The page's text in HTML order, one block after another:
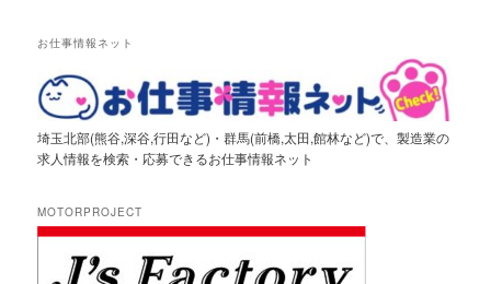
お仕事情報ネット
埼玉北部(熊谷,深谷,行田など)・群馬(前橋,太田,館林など)で、製造業の
求人情報を検索・応募できるお仕事情報ネット
MOTORPROJECT